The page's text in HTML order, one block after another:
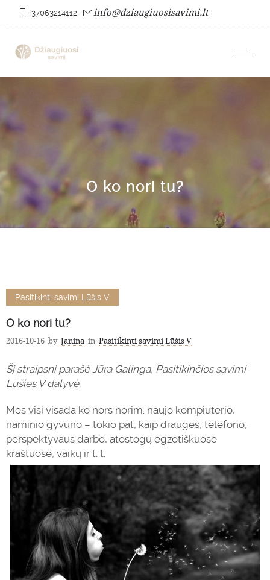
+37063214112 info@dziaugiuosisavimi.lt
O ko nori tu?
Pasitikinti savimi Lūšis V
O ko nori tu?
2016-10-16 by Janina in Pasitikinti savimi Lūšis V
Šį straipsnį parašė Jūra Galinga, Pasitikinčios savimi
Lūšies V dalyvė.
Mes visi visada ko nors norim: naujo kompiuterio,
naminio gyvūno – tokio pat, kaip draugės, telefono,
perspektyvaus darbo, atostogų egzotiškuose
kraštuose, vaikų ir t. t.